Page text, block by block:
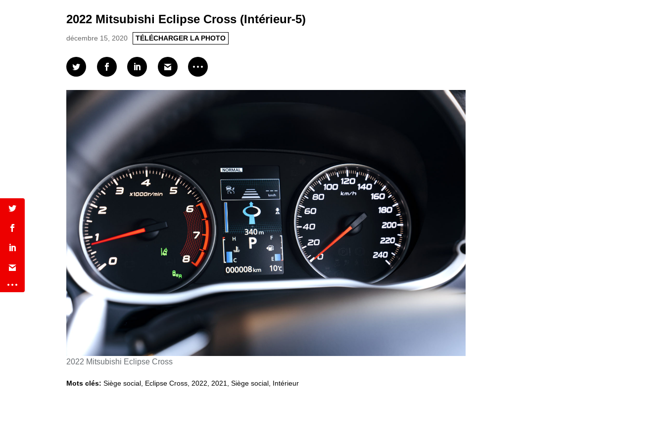
2022 Mitsubishi Eclipse Cross (Intérieur-5)
décembre 15, 2020 TÉLÉCHARGER LA PHOTO
2022 Mitsubishi Eclipse Cross
Mots clés:Siège social Eclipse Cross 2022, 2021 ,Siège social, Intérieur